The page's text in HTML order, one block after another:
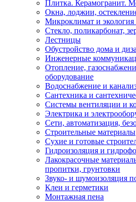
Плитка. Керамогранит.
Окна, лоджии,
Микроклимат и
Стекло, поликарбонат,
Лестницы
Обустройство дома и
Инженерные
Отопление,
оборудование
Водоснабжение и
Сантехника и
Системы вентиляции и
Электрика и
Сети, автоматизация,
Строительные материалы
Сухие и готовые
Гидроизоляция и
Лакокрасочные
пропитки, грунтовки
Звуко- и шумоизоляция
Клеи и герметики
Монтажная пена